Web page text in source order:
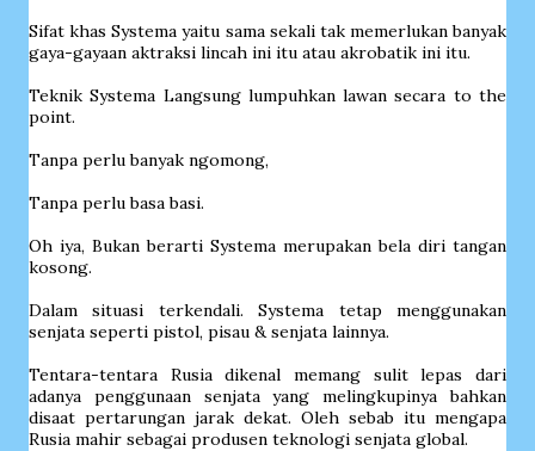
Sifat khas Systema yaitu sama sekali tak memerlukan banyak
gaya-gayaan aktraksi lincah ini itu atau akrobatik ini itu.
Teknik Systema Langsung lumpuhkan lawan secara to the
point.
Tanpa perlu banyak ngomong,
Tanpa perlu basa basi.
Oh iya, Bukan berarti Systema merupakan bela diri tangan
kosong.
Dalam situasi terkendali. Systema tetap menggunakan
senjata seperti pistol, pisau & senjata lainnya.
Tentara-tentara Rusia dikenal memang sulit lepas dari
adanya penggunaan senjata yang melingkupinya bahkan
disaat pertarungan jarak dekat. Oleh sebab itu mengapa
Rusia mahir sebagai produsen teknologi senjata global.